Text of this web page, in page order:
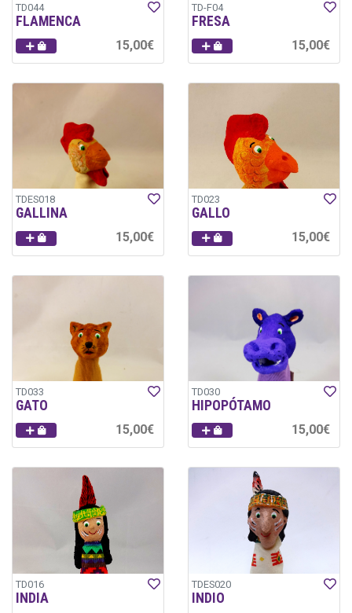
TD044
FLAMENCA
15,00€
TD-F04
FRESA
15,00€
TDES018
GALLINA
15,00€
TD023
GALLO
15,00€
TD033
GATO
15,00€
TD030
HIPOPÓTAMO
15,00€
TD016
INDIA
TDES020
INDIO